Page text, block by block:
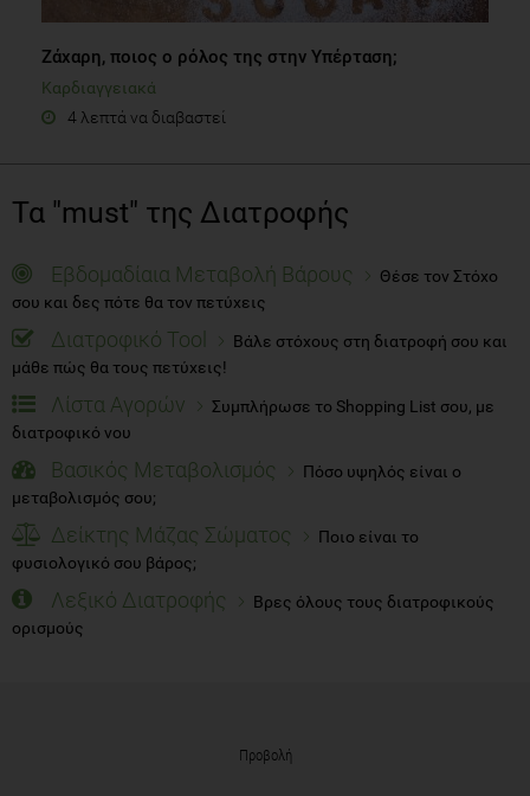
Ζάχαρη, ποιος ο ρόλος της στην Yπέρταση;
Καρδιαγγειακά
4 λεπτά να διαβαστεί
Τα "must" της Διατροφής
Εβδομαδίαια Μεταβολή Βάρους
Θέσε τον Στόχο
σου και δες πότε θα τον πετύχεις
Διατροφικό Tool
Βάλε στόχους στη διατροφή σου και
μάθε πώς θα τους πετύχεις!
Λίστα Αγορών
Συμπλήρωσε το Shopping List σου, με
διατροφικό νου
Βασικός Μεταβολισμός
Πόσο υψηλός είναι ο
μεταβολισμός σου;
Δείκτης Μάζας Σώματος
Ποιο είναι το
φυσιολογικό σου βάρος;
Λεξικό Διατροφής
Βρες όλους τους διατροφικούς
ορισμούς
Προβολή